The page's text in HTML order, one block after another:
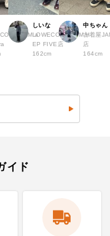
by JAM a
しいな
LOWECO by JAM H
EP FIVE店
162cm
中ちゃん
古着屋
店
164cm
イド